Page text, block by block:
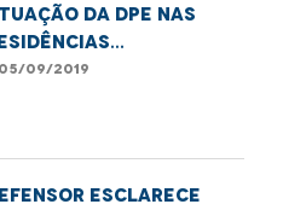
da DPE nas
pelo
09/2019
esclarece